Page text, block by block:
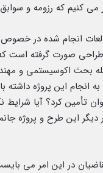
می کنیم که رزومه و
انجام شده در
بحث اکوسیستمی و
این پروژه داشته
تأمین کرد؟ آیا
دیگر این طرح و
در این امر می